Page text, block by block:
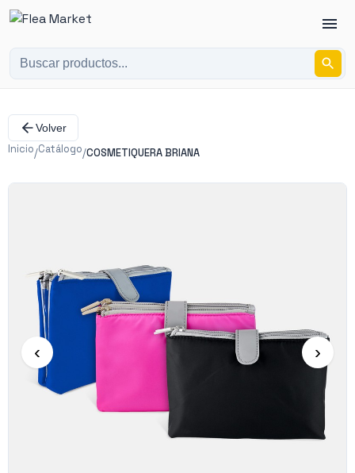
Volver
Inicio/Catálogo/COSMETIQUERA BRIANA
‹ ›